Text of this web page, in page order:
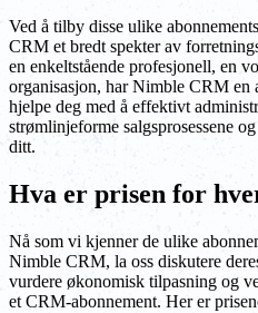
Ved å tilby disse ulike
CRM et bredt spekter av
en enkeltstående profesjonell, en
organisasjon, har Nimble CRM en
hjelpe deg med å effektivt
strømlinjeforme salgsprosessene
ditt.
Hva er prisen for
Nå som vi kjenner de ulike
Nimble CRM, la oss diskutere
vurdere økonomisk tilpasning og
et CRM-abonnement. Her er